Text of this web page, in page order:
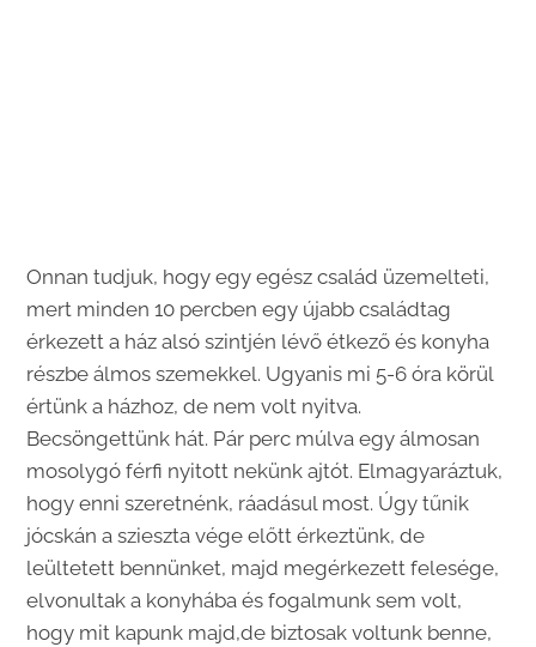
Onnan tudjuk, hogy egy egész család üzemelteti,
mert minden 10 percben egy újabb családtag
érkezett a ház alsó szintjén lévő étkező és konyha
részbe álmos szemekkel. Ugyanis mi 5-6 óra körül
értünk a házhoz, de nem volt nyitva.
Becsöngettünk hát. Pár perc múlva egy álmosan
mosolygó férfi nyitott nekünk ajtót. Elmagyaráztuk,
hogy enni szeretnénk, ráadásul most. Úgy tűnik
jócskán a szieszta vége előtt érkeztünk, de
leültetett bennünket, majd megérkezett felesége,
elvonultak a konyhába és fogalmunk sem volt,
hogy mit kapunk majd,de biztosak voltunk benne,